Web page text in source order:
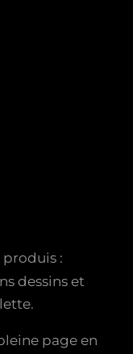
:
dessins et
page en